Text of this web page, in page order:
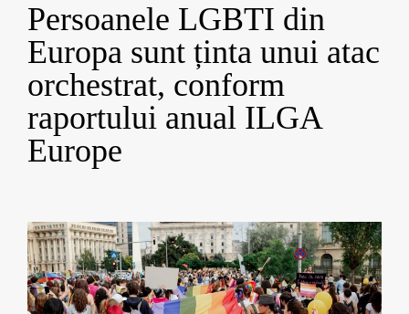
Persoanele LGBTI din
Europa sunt ținta unui atac
orchestrat, conform
raportului anual ILGA
Europe